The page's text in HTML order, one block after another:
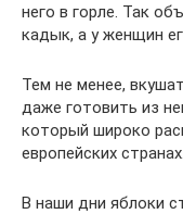
него в горле. Так
кадык, а у женщин
Тем не менее,
даже готовить из
который широко
европейских странах.
В наши дни яблоки